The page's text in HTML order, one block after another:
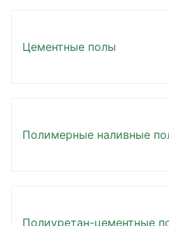
Цементные полы
Полимерные наливные
Полиуретан-цементные